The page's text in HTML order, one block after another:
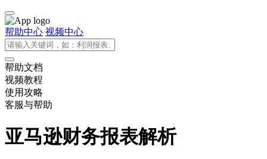
帮助中心 视频中心
帮助文档
视频教程
使用攻略
客服与帮助
亚马逊财务报表解析